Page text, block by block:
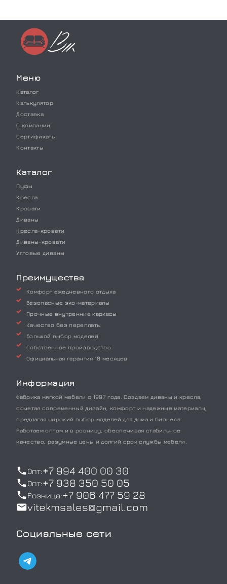
Опт:+7 994 400 00 30
Опт:+7 938 350 50 05
Розница:+7 906 477 59 28
vitekmsales@gmail.com
Социальные сети
Меню
Каталог
Калькулятор
Доставка
О компании
Сертификаты
Контакты
Каталог
Пуфы
Кресла
Кровати
Диваны
Кресла-кровати
Диваны-кровати
Угловые диваны
Преимущества
Комфорт ежедневного отдыха
Безопасные эко-материалы
Прочные внутренние каркасы
Качество без переплаты
Большой выбор моделей
Собственное производство
Официальная гарантия 18 месяцев
Информация
Фабрика мягкой мебели с 1997 года. Создаем диваны и кресла,
сочетая современный дизайн, комфорт и надежные материалы,
предлагая широкий выбор моделей для дома и бизнеса.
Работаем оптом и в розницу, обеспечивая стабильное
качество, разумные цены и долгий срок службы мебели.